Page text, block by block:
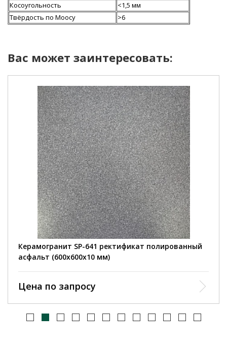
Косоугольность
<1,5 мм
Твёрдость по Моосу
>6
Вас может заинтересовать:
Керамогранит SP-641 ректификат полированный
асфальт (600х600х10 мм)
Цена по запросу